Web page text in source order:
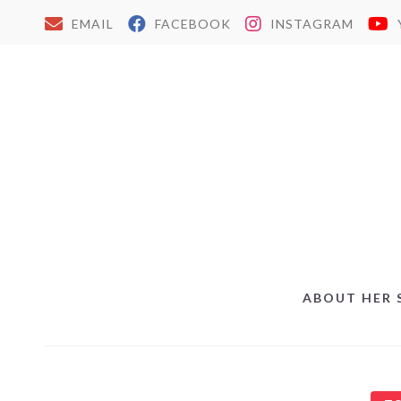
EMAIL FACEBOOK INSTAGRAM
ABOUT HER